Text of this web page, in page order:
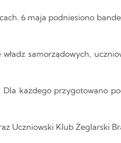
6 maja podniesiono
samorządowych,
każdego przygotowano
Uczniowski Klub Żeglarski